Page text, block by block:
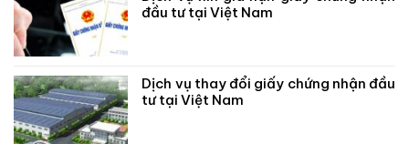
đầu tư tại Việt Nam
Dịch vụ thay đổi giấy chứng nhận đầu
tư tại Việt Nam